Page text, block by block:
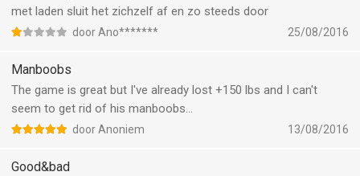
met laden sluit het zichzelf af en zo steeds door
door Ano******* 25/08/2016
Manboobs
The game is great but I've already lost +150 lbs and I can't
seem to get rid of his manboobs...
door Anoniem 13/08/2016
Good&bad